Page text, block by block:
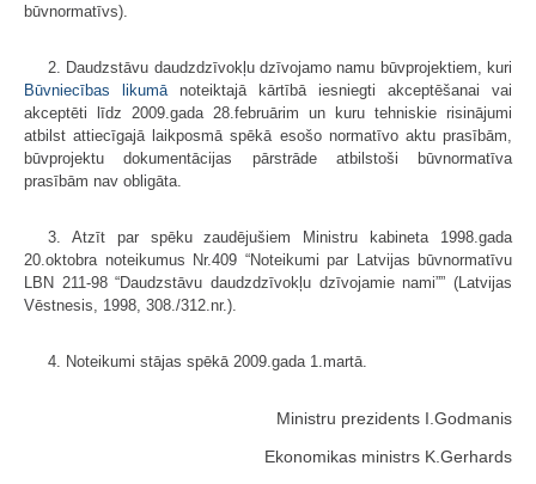
būvnormatīvs).
2. Daudzstāvu daudzdzīvokļu dzīvojamo namu būvprojektiem, kuri
Būvniecības likumā noteiktajā kārtībā iesniegti akceptēšanai vai
akceptēti līdz 2009.gada 28.februārim un kuru tehniskie risinājumi
atbilst attiecīgajā laikposmā spēkā esošo normatīvo aktu prasībām,
būvprojektu dokumentācijas pārstrāde atbilstoši būvnormatīva
prasībām nav obligāta.
3. Atzīt par spēku zaudējušiem Ministru kabineta 1998.gada
20.oktobra noteikumus Nr.409 “Noteikumi par Latvijas būvnormatīvu
LBN 211-98 “Daudzstāvu daudzdzīvokļu dzīvojamie nami”” (Latvijas
Vēstnesis, 1998, 308./312.nr.).
4. Noteikumi stājas spēkā 2009.gada 1.martā.
Ministru prezidents I.Godmanis
Ekonomikas ministrs K.Gerhards